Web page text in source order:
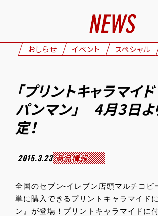
NEWS
STAFF&CAST
CHARACTERS
ONAIR
MOVIE
SPECIAL
GALLERY
おしらせ イベント スペシャル
「プリントキャラマイ
パンマン」 4月3日よ
定！
2015.3.23 商品情報
全国のセブン-イレブン店頭マルチコピ
単に購入できるプリントキャラマイド
ン』が登場！プリントキャラマイドに